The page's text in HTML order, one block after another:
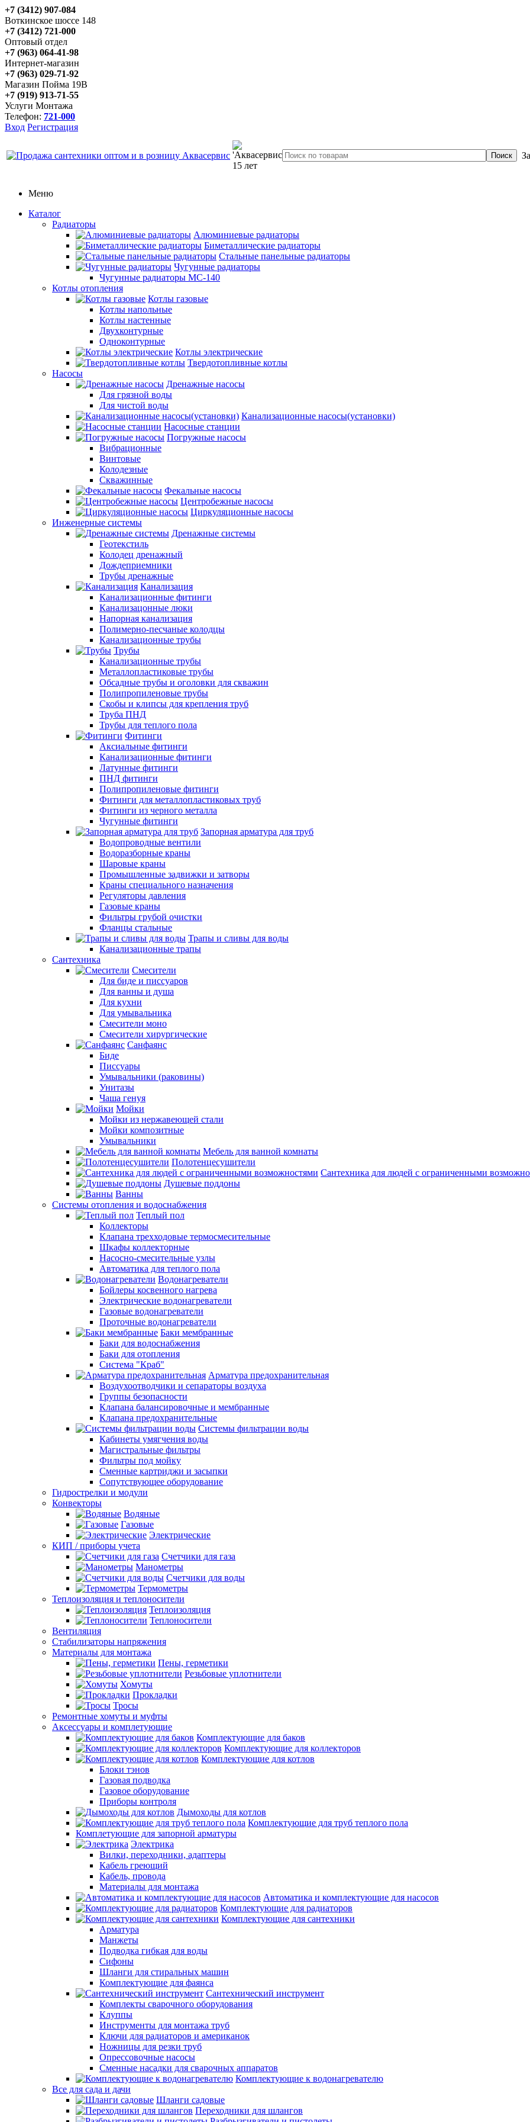
+7 (3412) 907-084
Воткинское шоссе 148
+7 (3412) 721-000
Оптовый отдел
+7 (963) 064-41-98
Интернет-магазин
+7 (963) 029-71-92
Магазин Пойма 19В
+7 (919) 913-71-55
Услуги Монтажа
Телефон: 721-000
Вход Регистрация
Меню
Каталог
Радиаторы
Алюминиевые радиаторы
Биметаллические радиаторы
Стальные панельные радиаторы
Чугунные радиаторы
Чугунные радиаторы МС-140
Котлы отопления
Котлы газовые
Котлы напольные
Котлы настенные
Двухконтурные
Одноконтурные
Котлы электрические
Твердотопливные котлы
Насосы
Дренажные насосы
Для грязной воды
Для чистой воды
Канализационные насосы(установки)
Насосные станции
Погружные насосы
Вибрационные
Винтовые
Колодезные
Скважинные
Фекальные насосы
Центробежные насосы
Циркуляционные насосы
Инженерные системы
Дренажные системы
Геотекстиль
Колодец дренажный
Дождеприемники
Трубы дренажные
Канализация
Канализационные фитинги
Канализацонные люки
Напорная канализация
Полимерно-песчаные колодцы
Канализационные трубы
Трубы
Канализационные трубы
Металлопластиковые трубы
Обсадные трубы и оголовки для скважин
Полипропиленовые трубы
Скобы и клипсы для крепления труб
Труба ПНД
Трубы для теплого пола
Фитинги
Аксиальные фитинги
Канализационные фитинги
Латунные фитинги
ПНД фитинги
Полипропиленовые фитинги
Фитинги для металлопластиковых труб
Фитинги из черного металла
Чугунные фитинги
Запорная арматура для труб
Водопроводные вентили
Водоразборные краны
Шаровые краны
Промышленные задвижки и затворы
Краны специального назначения
Регуляторы давления
Газовые краны
Фильтры грубой очистки
Фланцы стальные
Трапы и сливы для воды
Канализационные трапы
Сантехника
Смесители
Для биде и писсуаров
Для ванны и душа
Для кухни
Для умывальника
Смесители моно
Смесители хирургические
Санфаянс
Биде
Писсуары
Умывальники (раковины)
Унитазы
Чаша генуя
Мойки
Мойки из нержавеющей стали
Мойки композитные
Умывальники
Мебель для ванной комнаты
Полотенцесушители
Сантехника для людей с ограниченными
Душевые поддоны
Ванны
Системы отопления и водоснабжения
Теплый пол
Коллекторы
Клапана трехходовые термосмесительные
Шкафы коллекторные
Насосно-смесительные узлы
Автоматика для теплого пола
Водонагреватели
Бойлеры косвенного нагрева
Электрические водонагреватели
Газовые водонагреватели
Проточные водонагреватели
Баки мембранные
Баки для водоснабжения
Баки для отопления
Система "Краб"
Арматура предохранительная
Воздухоотводчики и сепараторы воздуха
Группы безопасности
Клапана балансировочные и мембранные
Клапана предохранительные
Системы фильтрации воды
Кабинеты умягчения воды
Магистральные фильтры
Фильтры под мойку
Сменные картриджи и засыпки
Сопутствующее оборудование
Гидрострелки и модули
Конвекторы
Водяные
Газовые
Электрические
КИП / приборы учета
Счетчики для газа
Манометры
Счетчики для воды
Термометры
Теплоизоляция и теплоносители
Теплоизоляция
Теплоносители
Вентиляция
Стабилизаторы напряжения
Материалы для монтажа
Пены, герметики
Резьбовые уплотнители
Хомуты
Прокладки
Тросы
Ремонтные хомуты и муфты
Аксессуары и комплетующие
Комплектующие для баков
Комплектующие для коллекторов
Комплектующие для котлов
Блоки тэнов
Газовая подводка
Газовое оборудование
Приборы контроля
Дымоходы для котлов
Комплектующие для труб теплого пола
Комплетующие для запорной арматуры
Электрика
Вилки, переходники, адаптеры
Кабель греющий
Кабель, провода
Материалы для монтажа
Автоматика и комплектующие для насосов
Комплектующие для радиаторов
Комплектующие для сантехники
Арматура
Манжеты
Подводка гибкая для воды
Сифоны
Шланги для стиральных машин
Комплектующие для фаянса
Сантехнический инструмент
Комплекты сварочного оборудования
Клуппы
Инструменты для монтажа труб
Ключи для радиаторов и американок
Ножницы для резки труб
Опрессовочные насосы
Сменные насадки для сварочных аппаратов
Комплектующие к водонагревателю
Все для сада и дачи
Шланги садовые
Переходники для шлангов